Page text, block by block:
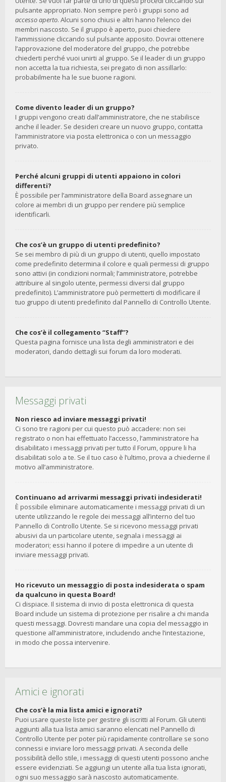
pulsante appropriato. Non sempre però i gruppi sono ad
accesso aperto. Alcuni sono chiusi e altri hanno l’elenco dei
membri nascosto. Se il gruppo è aperto, puoi chiedere
l’ammissione cliccando sul pulsante apposito. Dovrai ottenere
l’approvazione del moderatore del gruppo, che potrebbe
chiederti perché vuoi unirti al gruppo. Se il leader di un gruppo
non accetta la tua richiesta, sei pregato di non assillarlo:
probabilmente ha le sue buone ragioni.
Come divento leader di un gruppo?
I gruppi vengono creati dall’amministratore, che ne stabilisce
anche il leader. Se desideri creare un nuovo gruppo, contatta
l’amministratore via posta elettronica o con un messaggio
privato.
Perché alcuni gruppi di utenti appaiono in colori
differenti?
È possibile per l’amministratore della Board assegnare un
colore ai membri di un gruppo per rendere più semplice
identificarli.
Che cos’è un gruppo di utenti predefinito?
Se sei membro di più di un gruppo di utenti, quello impostato
come predefinito determina il colore e quali permessi di gruppo
sono attivi (in condizioni normali; l’amministratore, potrebbe
attribuire al singolo utente, permessi diversi dal gruppo
predefinito). L’amministratore può permetterti di modificare il
tuo gruppo di utenti predefinito dal Pannello di Controllo Utente.
Che cos’è il collegamento “Staff”?
Questa pagina fornisce una lista degli amministratori e dei
moderatori, dando dettagli sui forum da loro moderati.
Messaggi privati
Non riesco ad inviare messaggi privati!
Ci sono tre ragioni per cui questo può accadere: non sei
registrato o non hai effettuato l’accesso, l’amministratore ha
disabilitato i messaggi privati per tutto il Forum, oppure li ha
disabilitati solo a te. Se il tuo caso è l’ultimo, prova a chiederne il
motivo all’amministratore.
Continuano ad arrivarmi messaggi privati indesiderati!
È possibile eliminare automaticamente i messaggi privati ​​di un
utente utilizzando le regole dei messaggi all’interno del tuo
Pannello di Controllo Utente. Se si ricevono messaggi privati ​​
abusivi da un particolare utente, segnala i messaggi ai
moderatori; essi hanno il potere di impedire a un utente di
inviare messaggi privati​​.
Ho ricevuto un messaggio di posta indesiderata o spam
da qualcuno in questa Board!
Ci dispiace. Il sistema di invio di posta elettronica di questa
Board include un sistema di protezione per risalire a chi manda
questi messaggi. Dovresti mandare una copia del messaggio in
questione all’amministratore, includendo anche l’intestazione,
in modo che possa intervenire.
Amici e ignorati
Che cos’è la mia lista amici e ignorati?
Puoi usare queste liste per gestire gli iscritti al Forum. Gli utenti
aggiunti alla tua lista amici saranno elencati nel Pannello di
Controllo Utente per poter più rapidamente controllare se sono
connessi e inviare loro messaggi privati. A seconda delle
possibilità dello stile, i messaggi di questi utenti possono anche
essere evidenziati. Se aggiungi un utente alla tua lista ignorati,
ogni suo messaggio sarà nascosto automaticamente.